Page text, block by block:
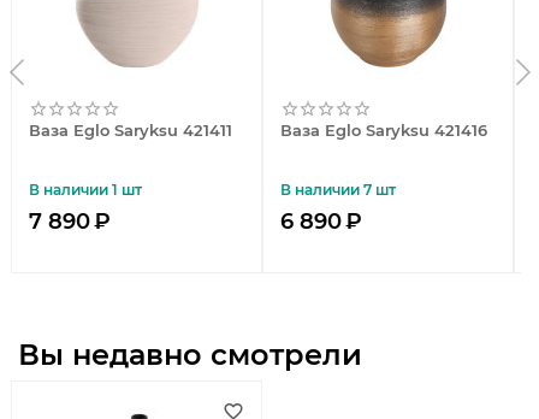
Ваза Eglo Saryksu 421411
В наличии 1 шт
7 890₽
Ваза Eglo Saryksu 421416
В наличии 7 шт
6 890₽
Вы недавно смотрели